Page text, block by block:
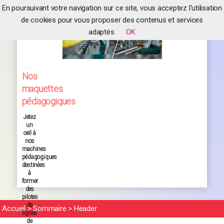
Nos
maquettes
pédagogiques
Jetez
un
oeil à
nos
machines
pédagogiques
destinées
à
former
des
pilotes
de
lignes
de
Accueil >Sommaire > Header
En poursuivant votre navigation sur ce site, vous acceptez l'utilisation
de cookies pour vous proposer des contenus et services
adaptés
OK